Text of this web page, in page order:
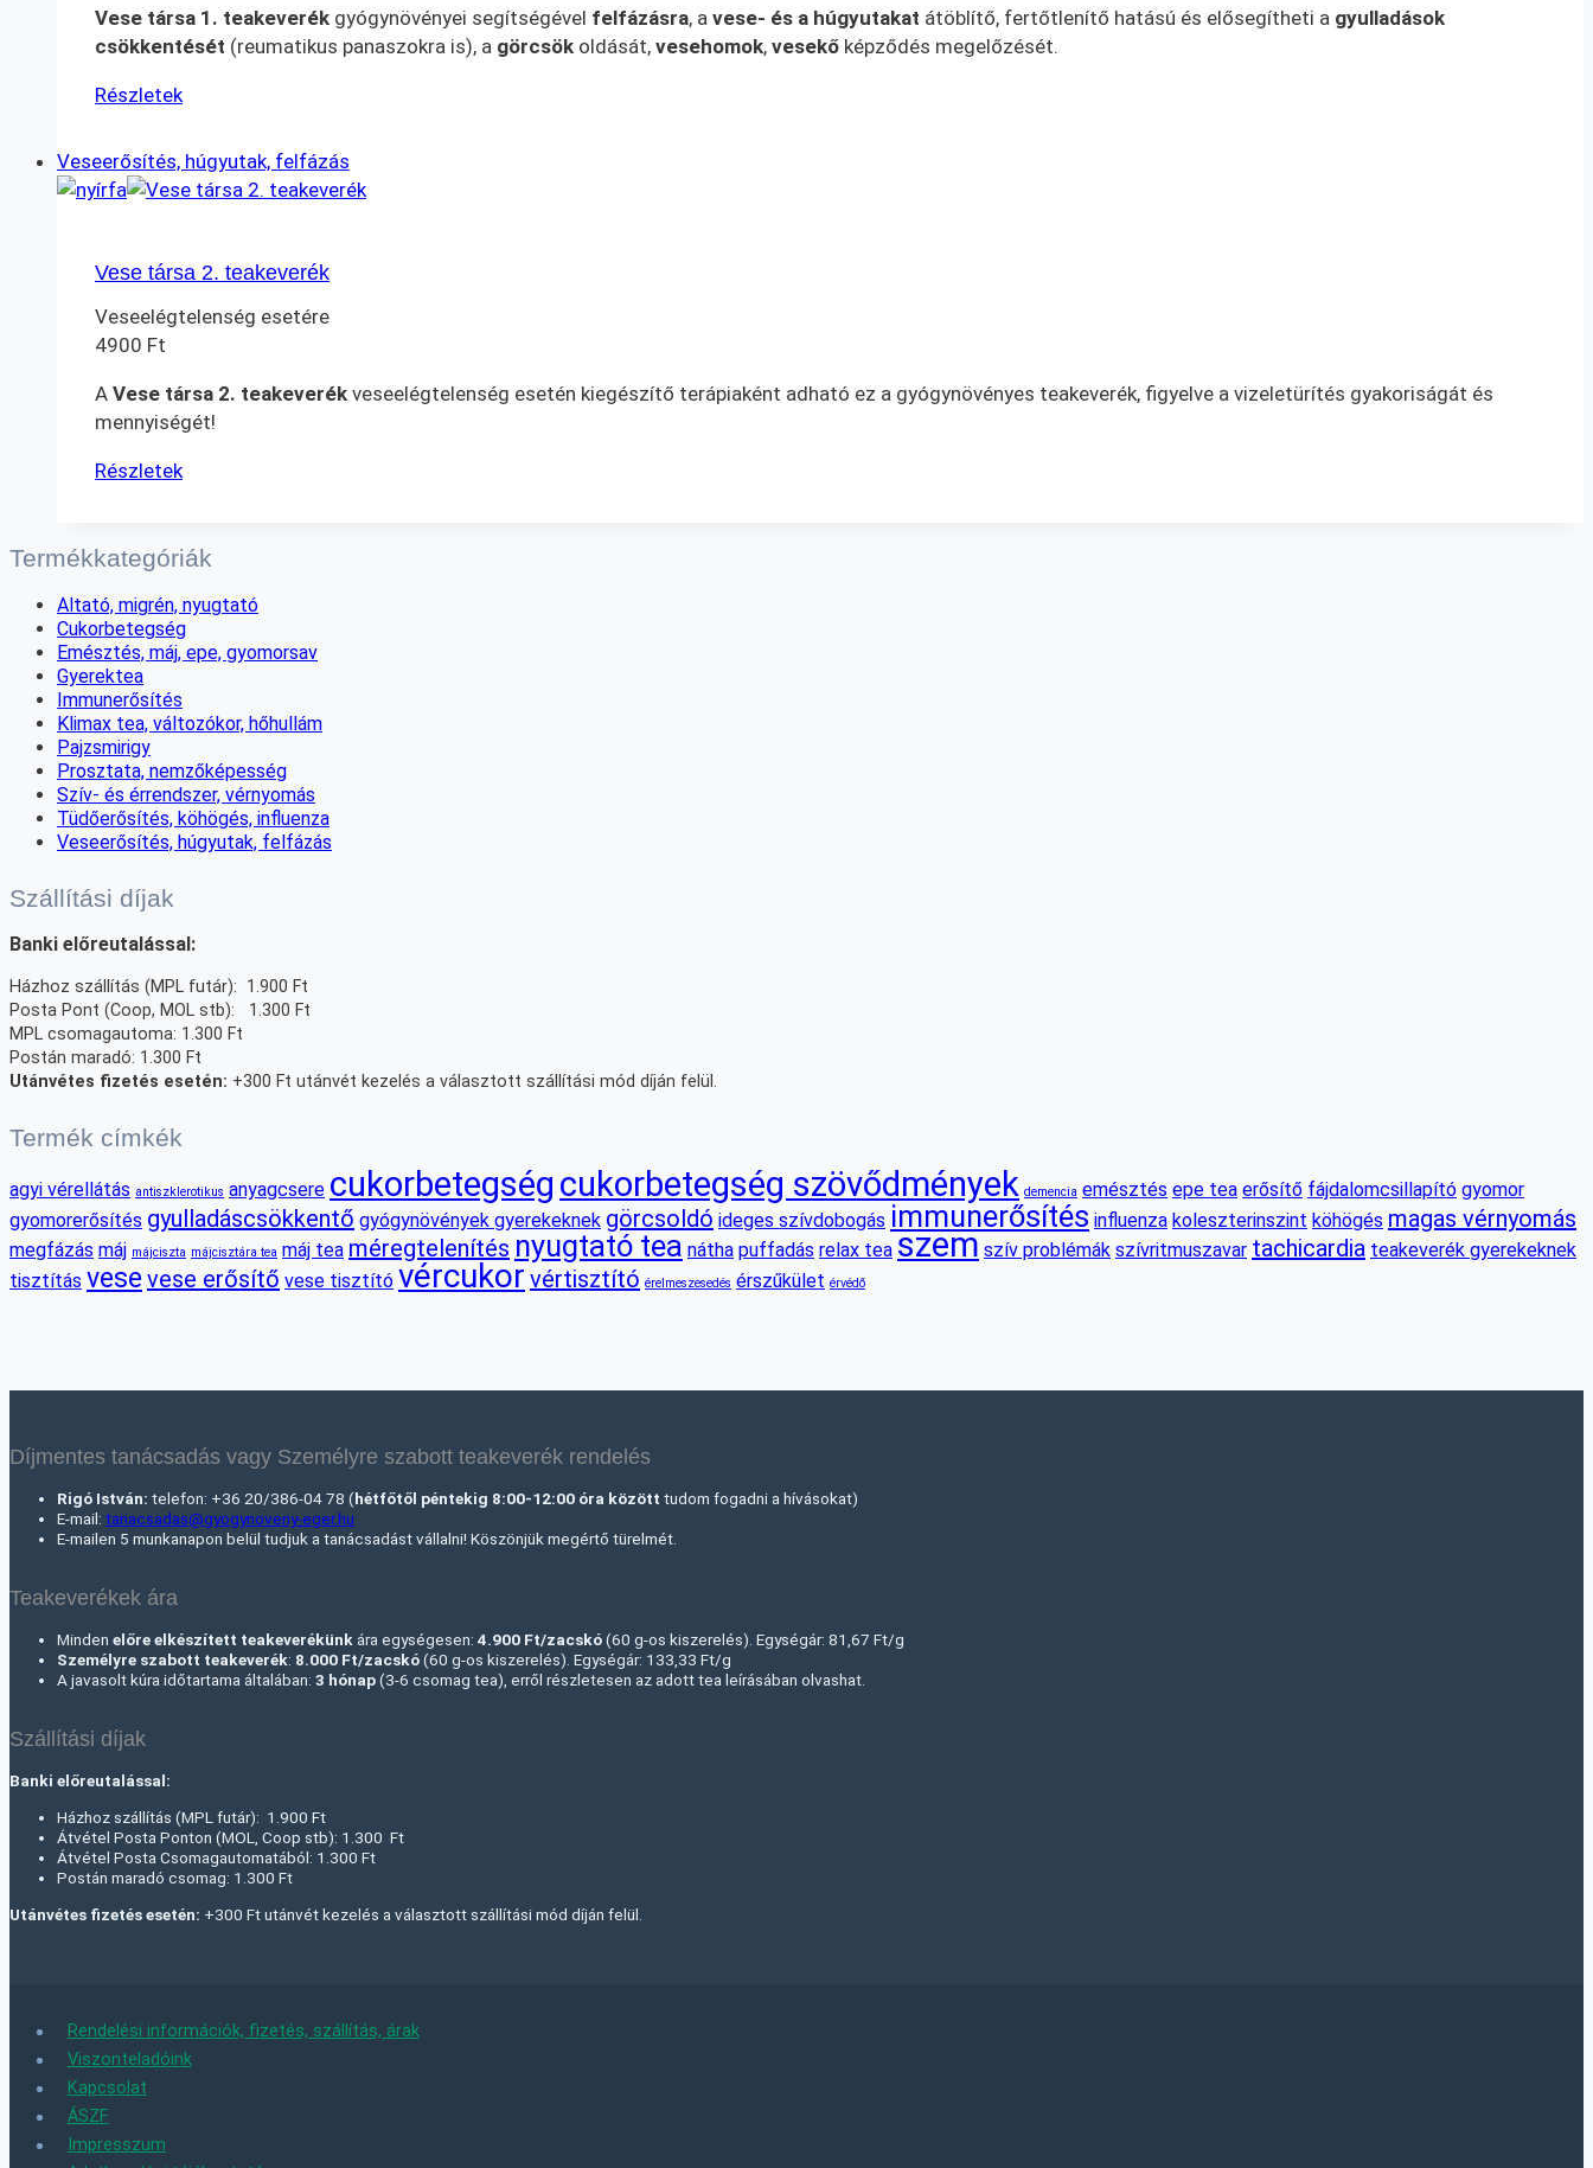
Vese társa 1. teakeverék gyógynövényei segítségével felfázásra, a vese- és a húgyutakat átöblítő, fertőtlenítő hatású és elősegítheti a gyulladások
csökkentését (reumatikus panaszokra is), a görcsök oldását, vesehomok, vesekő képződés megelőzését.
Részletek
Veseerősítés, húgyutak, felfázás
Vese társa 2. teakeverék
Veseelégtelenség esetére
4900 Ft
A Vese társa 2. teakeverék veseelégtelenség esetén kiegészítő terápiaként adható ez a gyógynövényes teakeverék, figyelve a vizeletürítés gyakoriságát és
mennyiségét!
Részletek
Termékkategóriák
Altató, migrén, nyugtató
Cukorbetegség
Emésztés, máj, epe, gyomorsav
Gyerektea
Immunerősítés
Klimax tea, változókor, hőhullám
Pajzsmirigy
Prosztata, nemzőképesség
Szív- és érrendszer, vérnyomás
Tüdőerősítés, köhögés, influenza
Veseerősítés, húgyutak, felfázás
Szállítási díjak
Banki előreutalással:
Házhoz szállítás (MPL futár): 1.900 Ft
Posta Pont (Coop, MOL stb): 1.300 Ft
MPL csomagautoma: 1.300 Ft
Postán maradó: 1.300 Ft
Utánvétes fizetés esetén: +300 Ft utánvét kezelés a választott szállítási mód díján felül.
Termék címkék
agyi vérellátás antiszklerotikus anyagcsere cukorbetegség cukorbetegség szövődmények demencia emésztés epe tea erősítő fájdalomcsillapító gyomor
gyomorerősítés gyulladáscsökkentő gyógynövények gyerekeknek görcsoldó ideges szívdobogás immunerősítés influenza koleszterinszint köhögés magas vérnyomás
megfázás máj májciszta májcisztára tea máj tea méregtelenítés nyugtató tea nátha puffadás relax tea szem szív problémák szívritmuszavar tachicardia teakeverék gyerekeknek
tisztítás vese vese erősítő vese tisztító vércukor vértisztító érelmeszesedés érszűkület érvédő
Díjmentes tanácsadás vagy Személyre szabott teakeverék rendelés
Rigó István: telefon: +36 20/386-04 78 (hétfőtől péntekig 8:00-12:00 óra között tudom fogadni a hívásokat)
E-mail: tanacsadas@gyogynoveny-eger.hu
E-mailen 5 munkanapon belül tudjuk a tanácsadást vállalni! Köszönjük megértő türelmét.
Teakeverékek ára
Minden előre elkészített teakeverékünk ára egységesen: 4.900 Ft/zacskó(60 g-os kiszerelés). Egységár: 81,67 Ft/g
Személyre szabott teakeverék: 8.000 Ft/zacskó(60 g-os kiszerelés). Egységár: 133,33 Ft/g
A javasolt kúra időtartama általában: 3 hónap(3-6 csomag tea), erről részletesen az adott tea leírásában olvashat.
Szállítási díjak
Banki előreutalással:
Házhoz szállítás (MPL futár): 1.900 Ft
Átvétel Posta Ponton (MOL, Coop stb): 1.300 Ft
Átvétel Posta Csomagautomatából: 1.300 Ft
Postán maradó csomag: 1.300 Ft
Utánvétes fizetés esetén: +300 Ft utánvét kezelés a választott szállítási mód díján felül.
Rendelési információk, fizetés, szállítás, árak
Viszonteladóink
Kapcsolat
ÁSZF
Impresszum